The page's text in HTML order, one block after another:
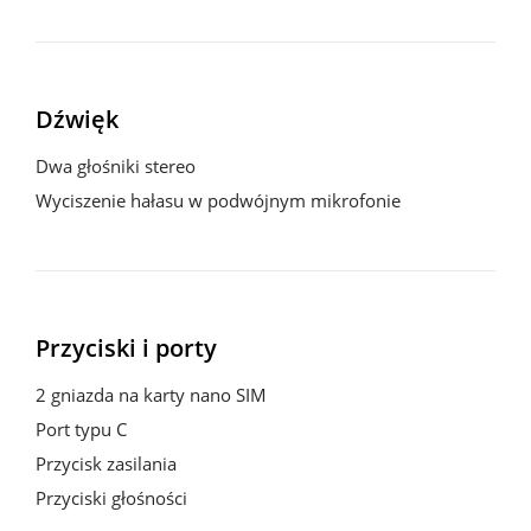
Dźwięk
Dwa głośniki stereo
Wyciszenie hałasu w podwójnym mikrofonie
Przyciski i porty
2 gniazda na karty nano SIM
Port typu C
Przycisk zasilania
Przyciski głośności